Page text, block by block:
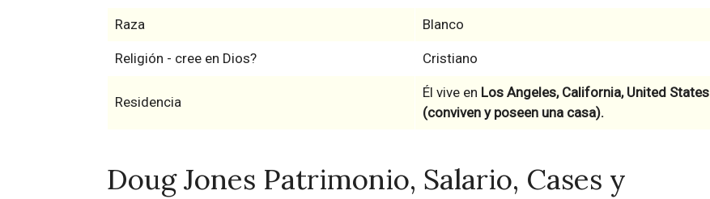
Raza Blanco
Religión - cree en Dios? Cristiano
Residencia
Él vive en Los Angeles, California, United States
(conviven y poseen una casa).
Doug Jones Patrimonio, Salario, Cases y